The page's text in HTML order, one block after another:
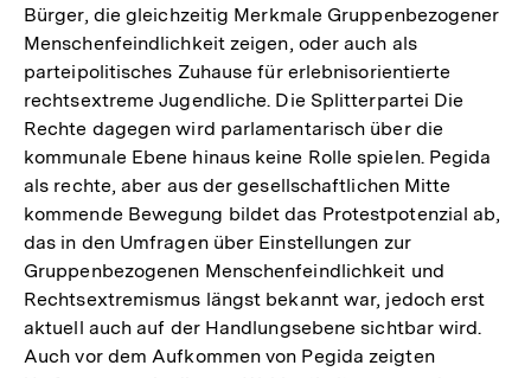
Bürger, die gleichzeitig Merkmale Gruppenbezogener
Menschenfeindlichkeit zeigen, oder auch als
parteipolitisches Zuhause für erlebnisorientierte
rechtsextreme Jugendliche. Die Splitterpartei Die
Rechte dagegen wird parlamentarisch über die
kommunale Ebene hinaus keine Rolle spielen. Pegida
als rechte, aber aus der gesellschaftlichen Mitte
kommende Bewegung bildet das Protestpotenzial ab,
das in den Umfragen über Einstellungen zur
Gruppenbezogenen Menschenfeindlichkeit und
Rechtsextremismus längst bekannt war, jedoch erst
aktuell auch auf der Handlungsebene sichtbar wird.
Auch vor dem Aufkommen von Pegida zeigten